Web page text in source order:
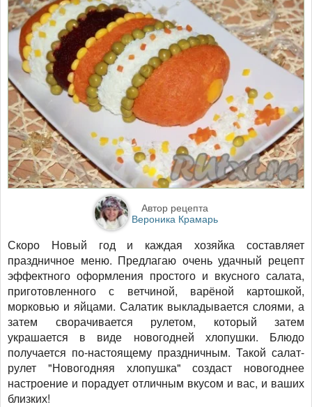
Автор рецепта
Вероника Крамарь
Скоро Новый год и каждая хозяйка составляет
праздничное меню. Предлагаю очень удачный рецепт
эффектного оформления простого и вкусного салата,
приготовленного с ветчиной, варёной картошкой,
морковью и яйцами. Салатик выкладывается слоями, а
затем сворачивается рулетом, который затем
украшается в виде новогодней хлопушки. Блюдо
получается по-настоящему праздничным. Такой салат-
рулет "Новогодняя хлопушка" создаст новогоднее
настроение и порадует отличным вкусом и вас, и ваших
близких!